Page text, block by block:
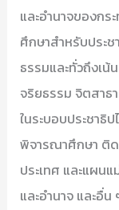
และอำนาจของกร
ศึกษาสำหรับประช
ธรรมและทั่วถึงเ
จริยธรรม จิตสาธ
ในระบอบประชาธิ
พิจารณาศึกษา ติด
ประเทศ และแผน
และอำนาจ และอื่